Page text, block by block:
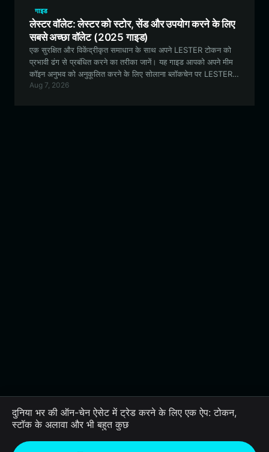
गाइड
लेस्टर वॉलेट: लेस्टर को स्टोर, सेंड और उपयोग करने के लिए
सबसे अच्छा वॉलेट (2025 गाइड)
एक सुरक्षित और विकेंद्रीकृत समाधान के साथ अपने LESTER टोकन को
प्रभावी ढंग से प्रबंधित करने का तरीका जानें। यह गाइड आपको अपने मीम
कॉइन अनुभव को अनुकूलित करने के लिए सोलाना ब्लॉकचेन पर LESTER
के लिए सबसे अच्छे वॉलेट का उपयोग करने के बारे में जानकारी देती है।
Aug 7, 2026
दुनिया भर की ऑन-चेन ऐसेट में ट्रेड करने के लिए एक ऐप: टोकन,
स्टॉक के अलावा और भी बहुत कुछ